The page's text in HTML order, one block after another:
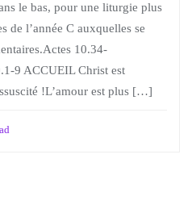
le bas, pour une liturgie plus
de l’année C auxquelles se
10.34-
9 ACCUEIL Christ est
!L’amour est plus […]